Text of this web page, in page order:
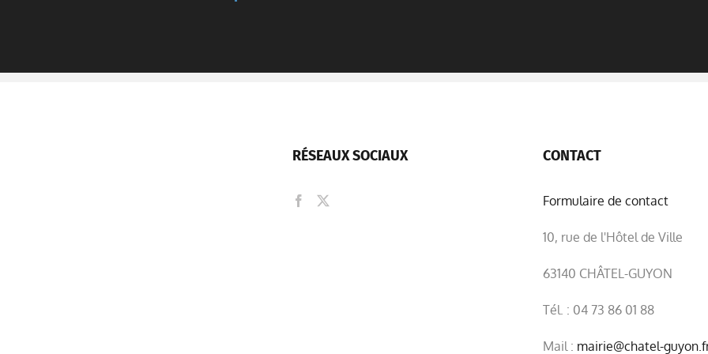
RÉSEAUX SOCIAUX CONTACT
Formulaire de contact
10, rue de l'Hôtel de Ville
63140 CHÂTEL-GUYON
Tél. : 04 73 86 01 88
Mail : mairie@chatel-